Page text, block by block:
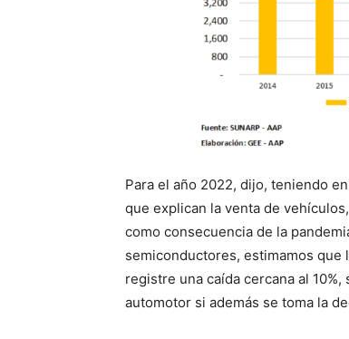
Para el año 2022, dijo, teniendo
que explican la venta de
como consecuencia de la
semiconductores, estimamos
registre una caída cercana al
automotor si además se toma la